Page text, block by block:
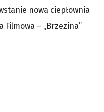
nowa ciepłownia
Filmowa – „Brzezina”